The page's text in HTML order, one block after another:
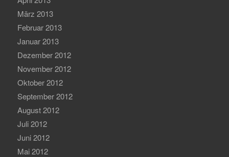
März 2013
Februar 2013
Januar 2013
Dezember 2012
November 2012
Oktober 2012
September 2012
August 2012
Juli 2012
Juni 2012
Mai 2012